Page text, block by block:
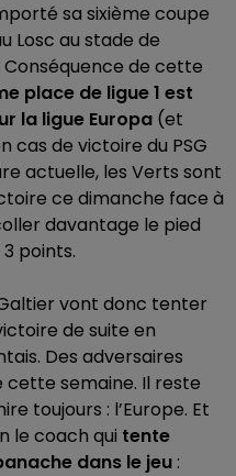
sa sixième coupe
Losc au stade de
Conséquence de cette
place de ligue 1 est
la ligue Europa (et
de victoire du PSG
actuelle, les Verts sont
ce dimanche face à
davantage le pied
points.
vont donc tenter
de suite en
Des adversaires
cette semaine. Il reste
toujours : l’Europe. Et
le coach qui tente
dans le jeu :